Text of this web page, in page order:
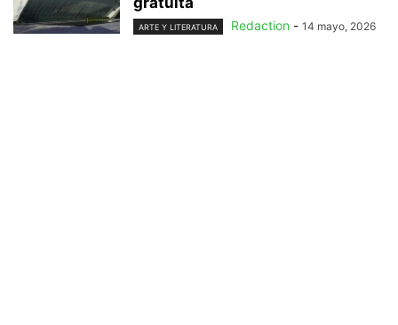
ARTE Y LITERATURA Redaction - 14 mayo, 2026